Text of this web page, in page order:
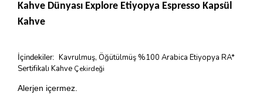
Kahve Dünyası Explore Etiyopya Espresso Kapsül
Kahve
İçindekiler: Kavrulmuş, Öğütülmüş %100 Arabica Etiyopya RA*
Sertifikalı Kahve Çekirdeği
Alerjen içermez.